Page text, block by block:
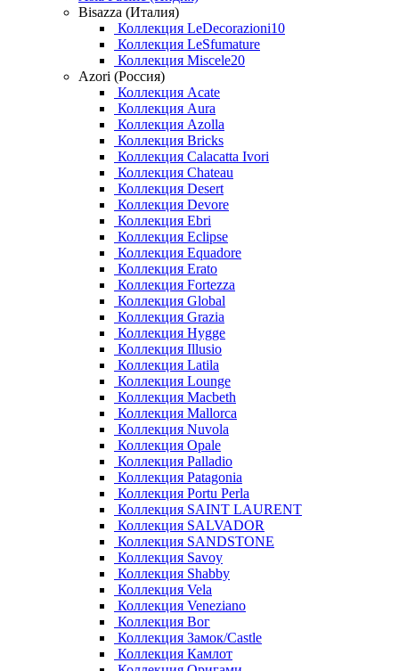
Bisazza (Италия)
Коллекция LeDecorazioni10
Коллекция LeSfumature
Коллекция Miscele20
Azori (Россия)
Коллекция Acate
Коллекция Aura
Коллекция Azolla
Коллекция Bricks
Коллекция Calacatta Ivori
Коллекция Chateau
Коллекция Desert
Коллекция Devore
Коллекция Ebri
Коллекция Eclipse
Коллекция Equadore
Коллекция Erato
Коллекция Fortezza
Коллекция Global
Коллекция Grazia
Коллекция Hygge
Коллекция Illusio
Коллекция Latila
Коллекция Lounge
Коллекция Macbeth
Коллекция Mallorca
Коллекция Nuvola
Коллекция Opale
Коллекция Palladio
Коллекция Patagonia
Коллекция Portu Perla
Коллекция SAINT LAURENT
Коллекция SALVADOR
Коллекция SANDSTONE
Коллекция Savoy
Коллекция Shabby
Коллекция Vela
Коллекция Veneziano
Коллекция Вог
Коллекция Замок/Castle
Коллекция Камлот